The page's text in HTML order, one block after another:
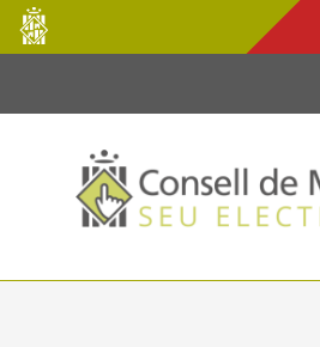
Salta al contingut principal
Consell
de
Mallorca